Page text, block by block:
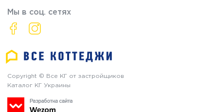
Мы в соц. сетях
Copyright © Все КГ от застройщиков
Каталог КГ Украины